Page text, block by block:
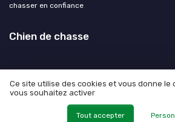
chasser en confiance
Chien de chasse
Mentions légales
© Chien de chasse
Ce site utilise des cookies et vous donne le
vous souhaitez activer
Tout accepter